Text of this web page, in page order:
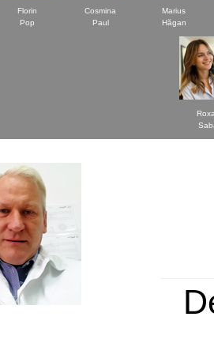
Florin
Pop
Cosmina
Paul
Marius
Hăgan